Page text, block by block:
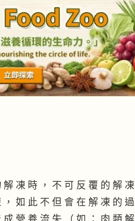
解 凍 時 ， 不 可 反 覆 的 解 凍
， 如 此 不 但 會 在 解 凍 的 過